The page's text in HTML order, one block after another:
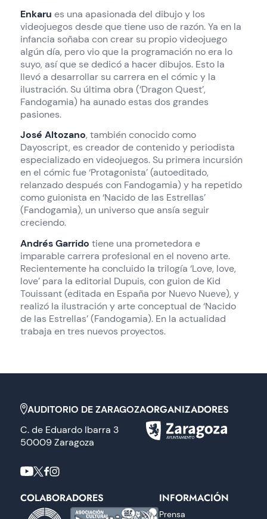
Enkaru es una apasionada del dibujo y los
videojuegos desde que tiene uso de razón. Ya en la
infancia soñaba con crear su propio videojuego
algún día, pero vio que la programación no era lo
suyo, así que se dedicó a hacer dibujos. Esto la
llevó a desarrollar su carrera en el cómic y la
ilustración. Su última obra (‘Dragon Quest’,
Fandogamia) ha aunado estas dos grandes
pasiones.
José Altozano, también conocido como
Dayoscript, es creador de contenido y periodista
especializado en videojuegos. Su primera incursión
en el cómic fue ‘Protagonista’ (autoeditado,
relanzado después con Fandogamia) y ha repetido
como guionista en ‘Nacido de las Estrellas’
(Fandogamia), un universo que ansía seguir
creciendo.
Andrés Garrido tiene una prometedora e
imparable carrera profesional en el noveno arte.
Recientemente ha concluido la trilogía ‘Love, love,
love’ para la editorial Dupuis, con guion de Kid
Touissant (editada en España por Nuevo Nueve), y
realizó la ilustración y arte conceptual de ‘Nacido
de las Estrellas’ (Fandogamia). En la actualidad
trabaja en tres nuevos proyectos.
AUDITORIO DE ZARAGOZA
C. de Eduardo Ibarra 3
50009 Zaragoza
ORGANIZADORES
COLABORADORES INFORMACIÓN
Prensa